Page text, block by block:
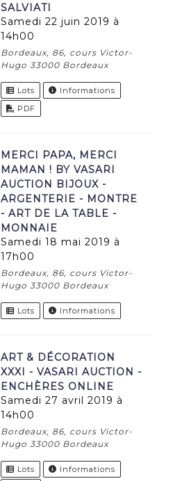
SALVIATI
samedi 22 juin 2019 à
14h00
Bordeaux, 86, cours Victor-
Hugo 33000 Bordeaux
Lots
Informations
PDF
MERCI PAPA, MERCI
MAMAN ! BY VASARI
AUCTION BIJOUX -
ARGENTERIE - MONTRE
- ART DE LA TABLE -
MONNAIE
samedi 18 mai 2019 à
17h00
Bordeaux, 86, cours Victor-
Hugo 33000 Bordeaux
Lots Informations
ART & DÉCORATION
XXXI - VASARI AUCTION -
ENCHÈRES ONLINE
samedi 27 avril 2019 à
14h00
Bordeaux, 86, cours Victor-
Hugo 33000 Bordeaux
Lots
Informations